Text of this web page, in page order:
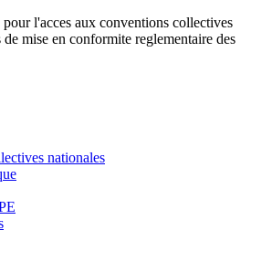
l'acces aux conventions collectives
mise en conformite reglementaire des
nationales